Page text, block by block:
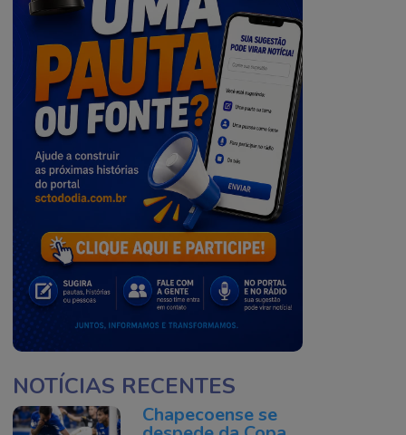
NOTÍCIAS RECENTES
Chapecoense se